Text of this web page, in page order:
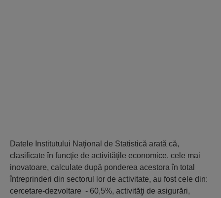
Datele Institutului Naţional de Statistică arată că,
clasificate în funcţie de activităţile economice, cele mai
inovatoare, calculate după ponderea acestora în total
întreprinderi din sectorul lor de activitate, au fost cele din:
cercetare-dezvoltare - 60,5%, activităţi de asigurări,